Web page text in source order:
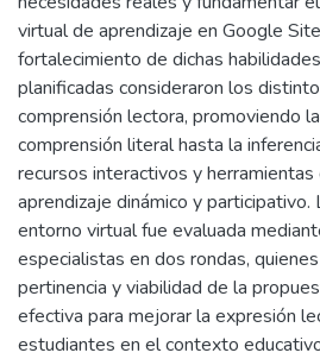
virtual de aprendizaje en Google
fortalecimiento de dichas
planificadas consideraron los
comprensión lectora, promoviendo
comprensión literal hasta la
recursos interactivos y
aprendizaje dinámico y
entorno virtual fue evaluada
especialistas en dos rondas,
pertinencia y viabilidad de la
efectiva para mejorar la expresión
estudiantes en el contexto